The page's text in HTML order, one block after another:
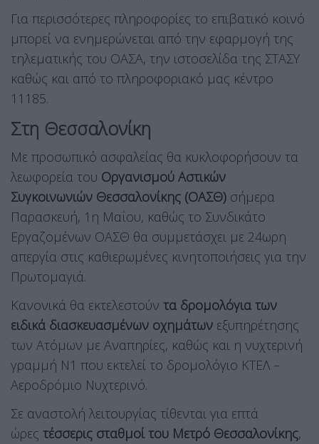
Για περισσότερες πληροφορίες το επιβατικό κοινό
μπορεί να ενημερώνεται από την εφαρμογή της
τηλεματικής του ΟΑΣΑ, την ιστοσελίδα της ΣΤΑΣΥ
καθώς και από το πληροφοριακό μας κέντρο
11185.
Στη Θεσσαλονίκη
Με προσωπικό ασφαλείας θα κυκλοφορήσουν τα
λεωφορεία του Οργανισμού Αστικών
Συγκοινωνιών Θεσσαλονίκης (ΟΑΣΘ) σήμερα
Παρασκευή, 1η Μαΐου, καθώς το Συνδικάτο
Εργαζομένων ΟΑΣΘ θα συμμετάσχει με 24ωρη
απεργία στις καθιερωμένες κινητοποιήσεις για την
Πρωτομαγιά.
Κανονικά θα εκτελεστούν τα δρομολόγια των
ειδικά διασκευασμένων οχημάτων εξυπηρέτησης
των Ατόμων με Αναπηρίες, καθώς και η νυχτερινή
γραμμή Ν1 που εκτελεί το δρομολόγιο ΚΤΕΛ –
Αεροδρόμιο Νυχτερινό.
Σε αναστολή λειτουργίας τίθενται για επτά
ώρες τέσσερις σταθμοί του Μετρό Θεσσαλονίκης,